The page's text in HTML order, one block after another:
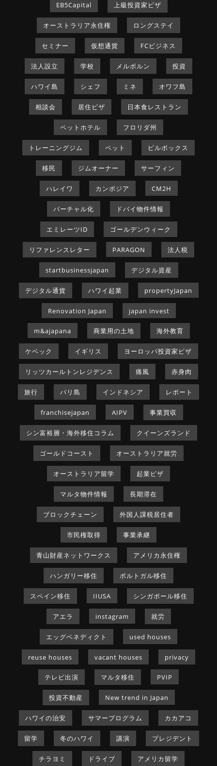
EB5Capital 上級投資家ビザ
オーストラリア永住権 ロングステイ
セミナー 仮想通貨 FCビジネス
法人設立 学校 メルボルン 投資
ハワイ島 シェフ ミネ オワフ島
相談会 居住ビザ 日本食レストラン
ペットホテル フロリダ州
トレーニングジム ペット ピルボックス
移民 ジムオーナー サーフィン
ハレイワ カンボジア CM2H
バーチャル化 ドバイ物件情報
エミレーツID ゴールデンウィーク
リファレンスレター PARAGON 法人税
startbusinessjapan デジタル資産
デジタル通貨 ハワイ起業 propertyJapan
Renovation Japan japan invest
m&ajapana 商業用の土地 海外教育
ケベック イギリス ヨーロッパ投資家ビザ
リッツカールトンレジデンス 痛風 赤身肉
旅行 バリ島 インドネシア レポート
franchisejapan AIPV 事業買収
シン富裕層・海外移住コラム クイーンズランド
ゴールドコースト オーストラリア就労
オーストラリア留学 起業ビザ
マルタ物件情報 長期滞在
ブロックチェーン 外国人課税居住者
市民権取得 事業承継
青山財産ネットワークス アメリカ永住権
ハンガリー移住 ポルトガル移住
スペイン移住 IIUSA シンガポール移住
アエラ instagram 就労
エッグベネディクト used houses
reuse houses vacant houses privacy
テレビ出演 マルタ移住 PVIP
投資不動産 New trend in Japan
ハワイの治安 サマープログラム カカアコ
留学 冬のハワイ 講演 プレジデント
チラヨミ ドライブ アメリカ留学